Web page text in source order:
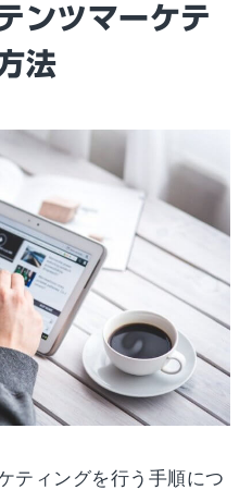
ンツマーケテ
法
ティングを行う手順につ